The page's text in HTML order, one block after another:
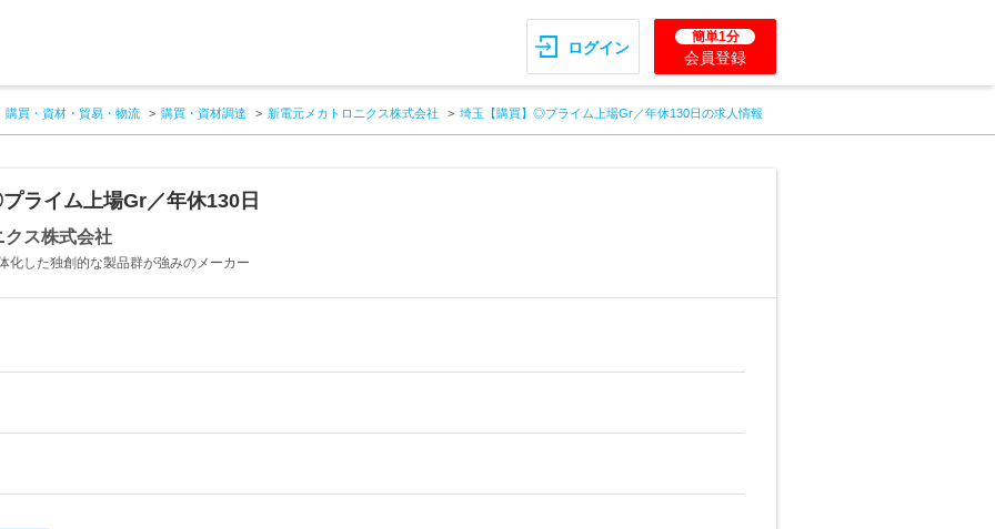
ログイン
簡単1分
会員登録
購買・資材・貿易・物流 購買・資材調達 新電元メカトロニクス株式会社 埼玉【購買】◎プライム上場Gr／年休130日の求人情報
ライム上場Gr／年休130日
クス株式会社
化した独創的な製品群が強みのメーカー